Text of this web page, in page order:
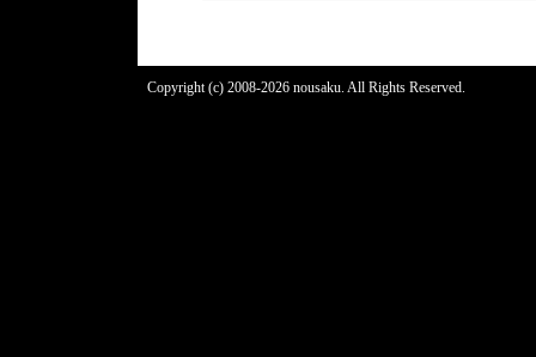
Copyright (c) 2008-2026 nousaku. All Rights Reserved.